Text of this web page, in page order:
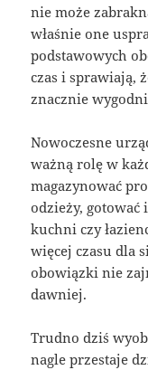
nie może
właśnie one
podstawowych
czas i sprawiają,
znacznie
Nowoczesne
ważną rolę w
magazynować
odzieży, gotować
kuchni czy
więcej czasu dla
obowiązki nie
dawniej.
Trudno dziś
nagle przestaje